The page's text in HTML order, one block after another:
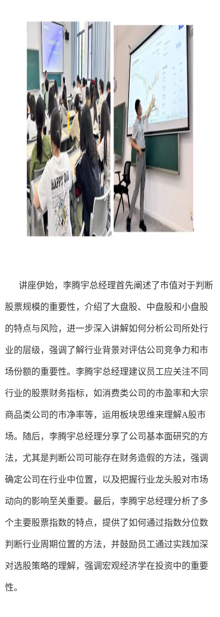
讲座伊始，李腾宇总经理首先阐述了市值对于判断
股票规模的重要性，介绍了大盘股、中盘股和小盘股
的特点与风险，进一步深入讲解如何分析公司所处行
业的层级，强调了解行业背景对评估公司竞争力和市
场份额的重要性。李腾宇总经理建议员工应关注不同
行业的股票财务指标，如消费类公司的市盈率和大宗
商品类公司的市净率等，运用板块思维来理解A股市
场。随后，李腾宇总经理分享了公司基本面研究的方
法，尤其是判断公司可能存在财务造假的方法，强调
确定公司在行业中位置，以及把握行业龙头股对市场
动向的影响至关重要。最后，李腾宇总经理分析了多
个主要股票指数的特点，提供了如何通过指数分位数
判断行业周期位置的方法，并鼓励员工通过实践加深
对选股策略的理解，强调宏观经济学在投资中的重要
性。